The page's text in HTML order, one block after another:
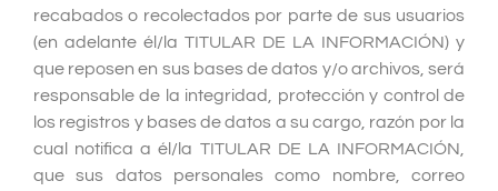
recabados o recolectados por parte de sus usuarios
(en adelante él/la TITULAR DE LA INFORMACIÓN) y
que reposen en sus bases de datos y/o archivos, será
responsable de la integridad, protección y control de
los registros y bases de datos a su cargo, razón por la
cual notifica a él/la TITULAR DE LA INFORMACIÓN,
que sus datos personales como nombre, correo